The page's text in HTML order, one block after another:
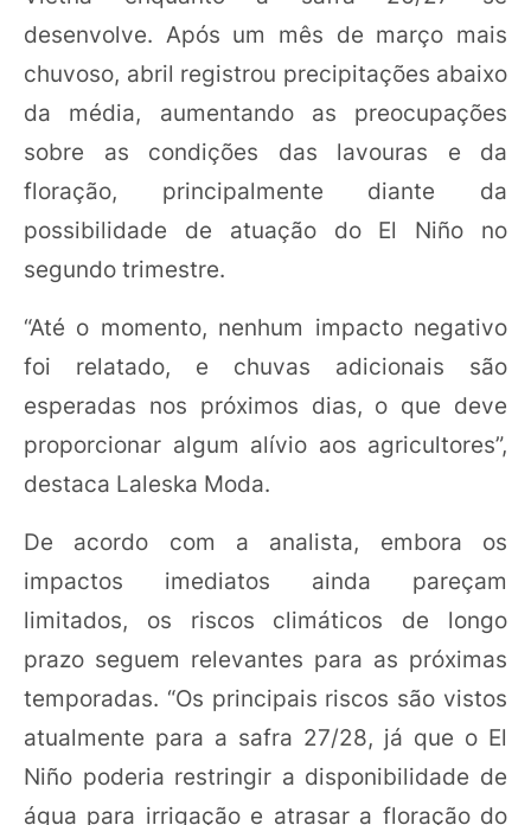
desenvolve. Após um mês de março mais
chuvoso, abril registrou precipitações abaixo
da média, aumentando as preocupações
sobre as condições das lavouras e da
floração, principalmente diante da
possibilidade de atuação do El Niño no
segundo trimestre.
“Até o momento, nenhum impacto negativo
foi relatado, e chuvas adicionais são
esperadas nos próximos dias, o que deve
proporcionar algum alívio aos agricultores”,
destaca Laleska Moda.
De acordo com a analista, embora os
impactos imediatos ainda pareçam
limitados, os riscos climáticos de longo
prazo seguem relevantes para as próximas
temporadas. “Os principais riscos são vistos
atualmente para a safra 27/28, já que o El
Niño poderia restringir a disponibilidade de
água para irrigação e atrasar a floração do